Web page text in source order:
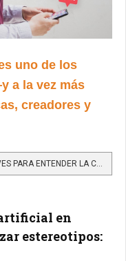
uno de los
a la vez más
creadores y
LEER MÁS…¿VIRAL O ESTRATÉGICO? CLAVES PARA ENTENDER LA COMUNICACIÓN QUE EXPLOTA EN SEGUNDOS Y LA QUE...
en
estereotipos: